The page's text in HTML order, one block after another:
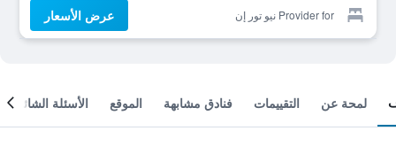
Provider for نيو تور إن عرض الأسعار
لمحة عن التقييمات فنادق مشابهة الموقع الأسئلة الشائعة